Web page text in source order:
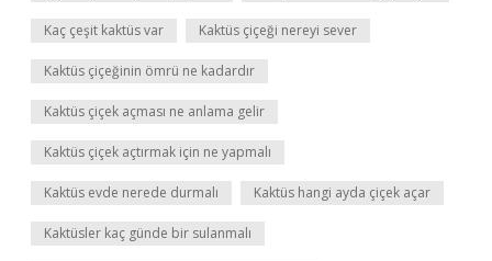
Kaç çeşit kaktüs var Kaktüs çiçeği nereyi sever
Kaktüs çiçeğinin ömrü ne kadardır
Kaktüs çiçek açması ne anlama gelir
Kaktüs çiçek açtırmak için ne yapmalı
Kaktüs evde nerede durmalı Kaktüs hangi ayda çiçek açar
Kaktüsler kaç günde bir sulanmalı